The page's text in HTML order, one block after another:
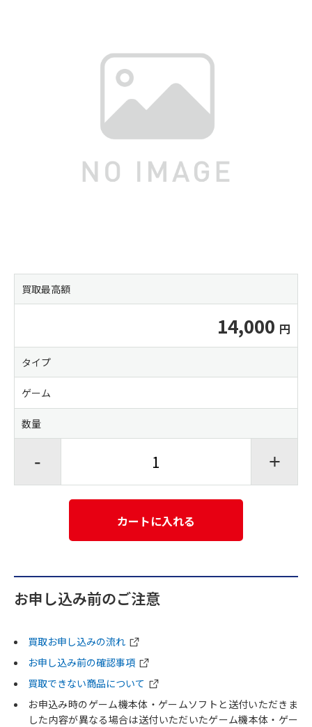
買取最高額
14,000
タイプ
ゲーム
数量
- +
カートに入れる
お申し込み前のご注意
買取お申し込みの流れ
お申し込み前の確認事項
買取できない商品について
お申込み時のゲーム機本体・ゲームソフトと送付いただきま
した内容が異なる場合は送付いただいたゲーム機本体・ゲー